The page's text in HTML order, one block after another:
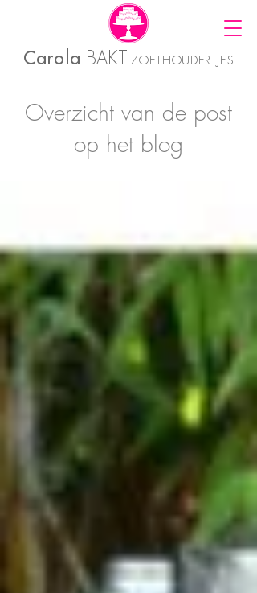
Carola BAKT ZOETHOUDERTJES
Overzicht van de post
op het blog